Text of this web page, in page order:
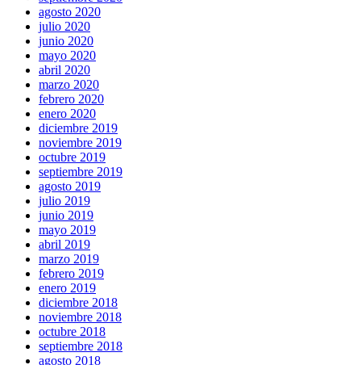
agosto 2020
julio 2020
junio 2020
mayo 2020
abril 2020
marzo 2020
febrero 2020
enero 2020
diciembre 2019
noviembre 2019
octubre 2019
septiembre 2019
agosto 2019
julio 2019
junio 2019
mayo 2019
abril 2019
marzo 2019
febrero 2019
enero 2019
diciembre 2018
noviembre 2018
octubre 2018
septiembre 2018
agosto 2018